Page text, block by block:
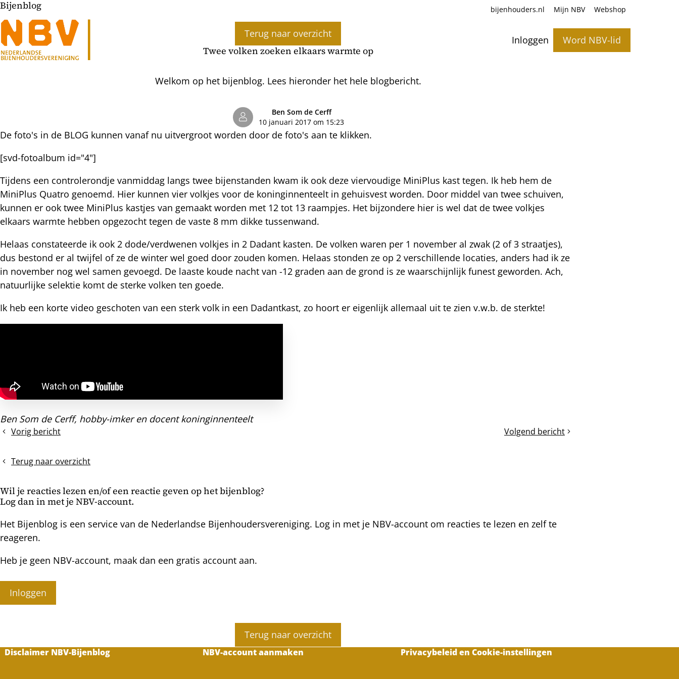
Inloggen Word NBV-lid
bijenhouders.nl Mijn NBV Webshop
Bijenblog
Terug naar overzicht
Twee volken zoeken elkaars warmte op
Welkom op het bijenblog. Lees hieronder het hele blogbericht.
Ben Som de Cerff
10 januari 2017 om 15:23
De foto's in de BLOG kunnen vanaf nu uitvergroot worden door de foto's aan te klikken.
[svd-fotoalbum id="4"]
Tijdens een controlerondje vanmiddag langs twee bijenstanden kwam ik ook deze viervoudige MiniPlus kast tegen. Ik heb hem de
MiniPlus Quatro genoemd. Hier kunnen vier volkjes voor de koninginnenteelt in gehuisvest worden. Door middel van twee schuiven,
kunnen er ook twee MiniPlus kastjes van gemaakt worden met 12 tot 13 raampjes. Het bijzondere hier is wel dat de twee volkjes
elkaars warmte hebben opgezocht tegen de vaste 8 mm dikke tussenwand.
Helaas constateerde ik ook 2 dode/verdwenen volkjes in 2 Dadant kasten. De volken waren per 1 november al zwak (2 of 3 straatjes),
dus bestond er al twijfel of ze de winter wel goed door zouden komen. Helaas stonden ze op 2 verschillende locaties, anders had ik ze
in november nog wel samen gevoegd. De laaste koude nacht van -12 graden aan de grond is ze waarschijnlijk funest geworden. Ach,
natuurlijke selektie komt de sterke volken ten goede.
Ik heb een korte video geschoten van een sterk volk in een Dadantkast, zo hoort er eigenlijk allemaal uit te zien v.w.b. de sterkte!
Ben Som de Cerff, hobby-imker en docent koninginnenteelt
Vorig bericht
Bodem
bovenkant
Volgend bericht
Bijenkasten
Terug naar overzicht
Wil je reacties lezen en/of een reactie geven op het bijenblog?
Log dan in met je NBV-account.
Het Bijenblog is een service van de Nederlandse Bijenhoudersvereniging. Log in met je NBV-account om reacties te lezen en zelf te
reageren.
Heb je geen NBV-account, maak dan een gratis account aan.
Inloggen
Terug naar overzicht
Disclaimer NBV-Bijenblog NBV-account aanmaken Privacybeleid en Cookie-instellingen